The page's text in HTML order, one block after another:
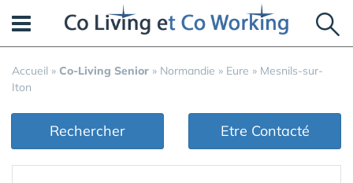
Accueil » Co-Living Senior » Normandie » Eure » Mesnils-sur-
Iton
Rechercher Etre Contacté
Panneau de gestion des cookies